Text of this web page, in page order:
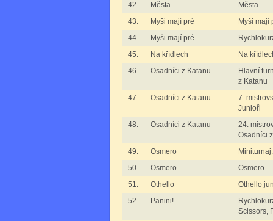
42.
Města
Města
43.
Myši mají pré
Myši mají
44.
Myši mají pré
45.
Na křídlech
Na
46.
Osadníci z Katanu
Hlavní
z Katanu
47.
Osadníci z Katanu
7.
Junioři
48.
Osadníci z Katanu
24.
Osadníci
49.
Osmero
50.
Osmero
Osmero
51.
Othello
Othello
52.
Panini!
Scissors,